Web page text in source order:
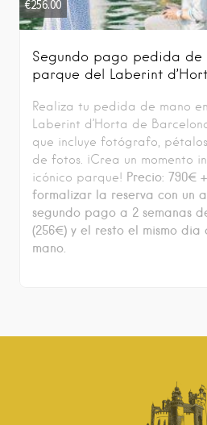
€256.00
Segundo pago pedida de
parque del Laberint
Realiza tu pedida de mano
Laberint d’Horta de
que incluye fotógrafo,
de fotos. ¡Crea un momento
icónico parque! Precio: 790€
formalizar la reserva con un
segundo pago a 2 semanas
(256€) y el resto el mismo
mano.